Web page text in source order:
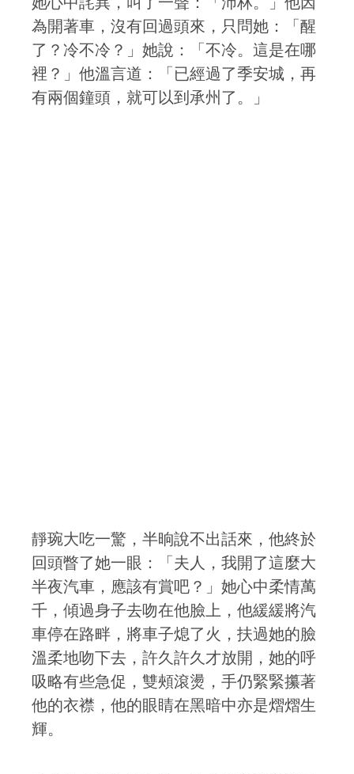
為開著車，沒有回過頭來，只問她：「醒
了？冷不冷？」她說：「不冷。這是在哪
裡？」他溫言道：「已經過了季安城，再
有兩個鐘頭，就可以到承州了。」
靜琬大吃一驚，半晌說不出話來，他終於
回頭瞥了她一眼：「夫人，我開了這麼大
半夜汽車，應該有賞吧？」她心中柔情萬
千，傾過身子去吻在他臉上，他緩緩將汽
車停在路畔，將車子熄了火，扶過她的臉
溫柔地吻下去，許久許久才放開，她的呼
吸略有些急促，雙頰滾燙，手仍緊緊攥著
他的衣襟，他的眼睛在黑暗中亦是熠熠生
輝。